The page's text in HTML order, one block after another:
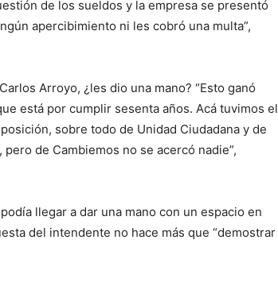
de los sueldos y la empresa se presentó
apercibimiento ni les cobró una multa”,
Arroyo, ¿les dio una mano? “Esto ganó
está por cumplir sesenta años. Acá tuvimos el
sobre todo de Unidad Ciudadana y de
de Cambiemos no se acercó nadie”,
llegar a dar una mano con un espacio en
del intendente no hace más que “demostrar